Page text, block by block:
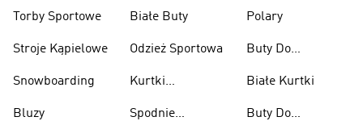
Torby Sportowe
Stroje Kąpielowe
Snowboarding
Bluzy
Białe Buty
Odzież Sportowa
Kurtki
Spodnie
Polary
Buty Do
Ciężarów
Białe Kurtki
Buty Do